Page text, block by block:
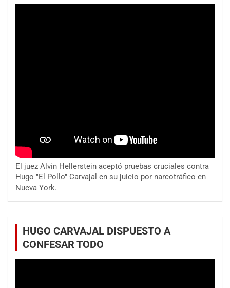
El juez Alvin Hellerstein aceptó pruebas cruciales contra
Hugo "El Pollo" Carvajal en su juicio por narcotráfico en
Nueva York.
HUGO CARVAJAL DISPUESTO A
CONFESAR TODO